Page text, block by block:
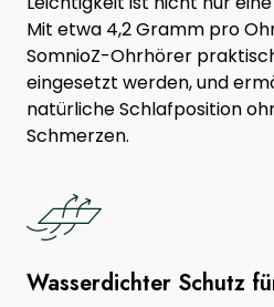
Mit etwa 4,2 Gramm pro
SomnioZ-Ohrhörer
eingesetzt werden, und
natürliche Schlafposition
Schmerzen.
Wasserdichter Schutz